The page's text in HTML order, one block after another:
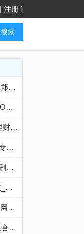
| 注册 ]
搜索
混凝土搅拌站_搅拌站_混凝土搅拌机_郑州昌利建机
哲优服饰-北京定制工作服,T恤衫,POLO衫,卫衣,标志服定制LOGO源头厂家
及财网 - 专业贷款、保险、信用卡、理财财金知识平台！
宁波到杭州物流专线-宁波到杭州货运专线-宁波至杭州物流公司-就发物流网
图文印刷网-中国包装印刷网一站式印刷服务平台
全站仪_RTK_CORS账号_GPS测量仪_水准仪_经纬仪_垂准仪_测距仪【测绘仪器销售/租赁/维修/检定】南京环球测绘
徐汇网站建设【先做好再付款】_徐汇网络推广_徐汇网页设计【徐汇seo】深圳市深一网络科技有限公司
真空搅拌机-行星搅拌机-双行星动力混合机-广州市番禺区源创化工设备厂